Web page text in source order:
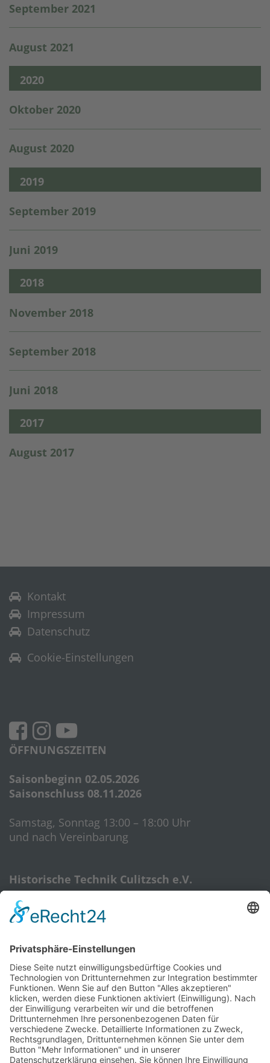
September 2021
August 2021
2020
Oktober 2020
August 2020
2019
September 2019
Juni 2019
2018
November 2018
September 2018
Juni 2018
2017
August 2017
Kontakt
Impressum
Datenschutz
Cookie-Einstellungen
ÖFFNUNGSZEITEN
Saisonbeginn 02.05.2026
Saisonschluss 08.11.2026
Samstag, Sonntag 13:00 – 18:00 Uhr
und nach Vereinbarung
Historische Technik Culitzsch e.V.
08112 Wilkau-Haßlau‎
E-Mail:
htcverein@gmail.com